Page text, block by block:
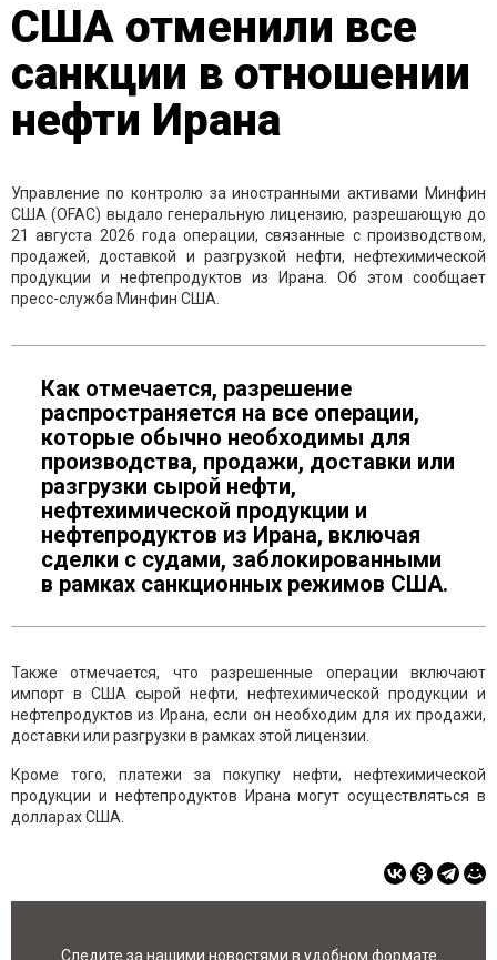
США отменили все
санкции в отношении
нефти Ирана
Управление по контролю за иностранными активами Минфин
США (OFAC) выдало генеральную лицензию, разрешающую до
21 августа 2026 года операции, связанные с производством,
продажей, доставкой и разгрузкой нефти, нефтехимической
продукции и нефтепродуктов из Ирана. Об этом сообщает
пресс-служба Минфин США.
Как отмечается, разрешение
распространяется на все операции,
которые обычно необходимы для
производства, продажи, доставки или
разгрузки сырой нефти,
нефтехимической продукции и
нефтепродуктов из Ирана, включая
сделки с судами, заблокированными
в рамках санкционных режимов США.
Также отмечается, что разрешенные операции включают
импорт в США сырой нефти, нефтехимической продукции и
нефтепродуктов из Ирана, если он необходим для их продажи,
доставки или разгрузки в рамках этой лицензии.
Кроме того, платежи за покупку нефти, нефтехимической
продукции и нефтепродуктов Ирана могут осуществляться в
долларах США.
Следите за нашими новостями в удобном формате